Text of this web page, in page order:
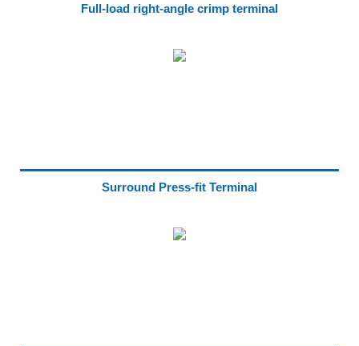
Full-load right-angle crimp terminal
Surround Press-fit Terminal